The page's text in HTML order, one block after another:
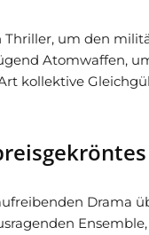
um den
Atomwaffen,
kollektive
Drama